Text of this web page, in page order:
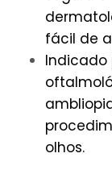
fácil de
olhos.